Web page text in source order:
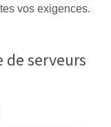
vos exigences.
serveurs